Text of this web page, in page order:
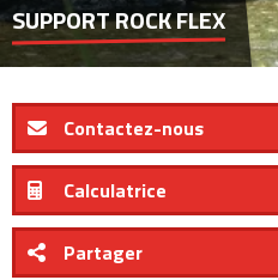
SUPPORT ROCK FLEX
Contactez-nous
Calculatrice
Partager